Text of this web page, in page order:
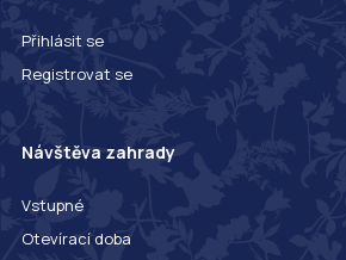
Přihlásit se
Registrovat se
Návštěva zahrady
Vstupné
Otevírací doba